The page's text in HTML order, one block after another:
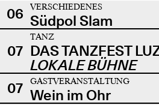
06
VERSCHIEDENES
Südpol Slam
07
TANZ
DAS TANZFEST
LOKALE BÜHNE
07
GASTVERANSTALTUNG
Wein im Ohr